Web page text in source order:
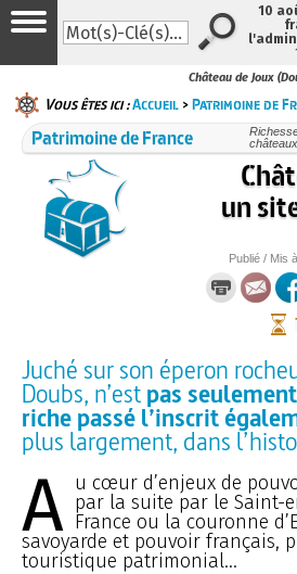
Château de Joux
Vous êtes ici :Accueil >Patrimoine de
Patrimoine de France
un
Publié / Mis
Juché sur son éperon
Doubs, n’estpas
riche passé l’inscrit
plus largement, dans
A u cœur d’enjeux de
par la suite par le Saint-
France ou la couronne
savoyarde et pouvoir français,
touristique patrimonial...
10